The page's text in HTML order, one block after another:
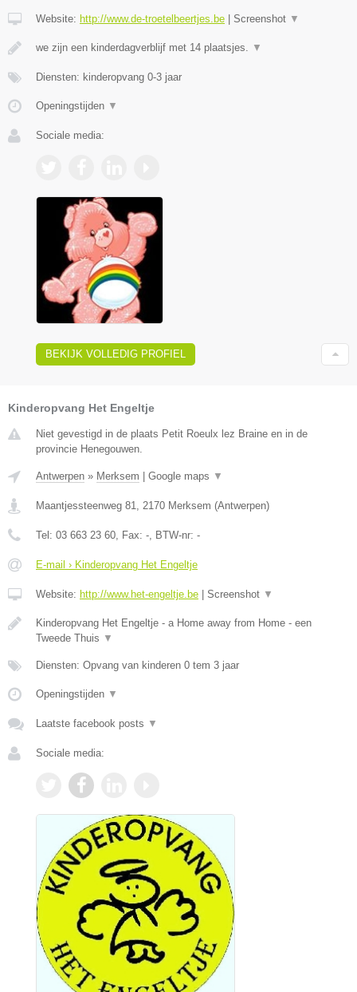
Website: http://www.de-troetelbeertjes.be Screenshot ▼
we zijn een kinderdagverblijf met 14 plaatsjes. ▼
Diensten: kinderopvang 0-3 jaar
Openingstijden ▼
Sociale media:
BEKIJK VOLLEDIG PROFIEL
Kinderopvang Het Engeltje
Niet gevestigd in de plaats Petit Roeulx lez Braine en in de
provincie Henegouwen.
Antwerpen » Merksem Google maps ▼
Maantjessteenweg 81 2170 Merksem (Antwerpen)
Tel: 03 663 23 60 , Fax: - , BTW-nr: -
E-mail › Kinderopvang Het Engeltje
Website: http://www.het-engeltje.be Screenshot ▼
Kinderopvang Het Engeltje - a Home away from Home - een
Tweede Thuis ▼
Diensten: Opvang van kinderen 0 tem 3 jaar
Openingstijden ▼
Laatste facebook posts ▼
Sociale media: